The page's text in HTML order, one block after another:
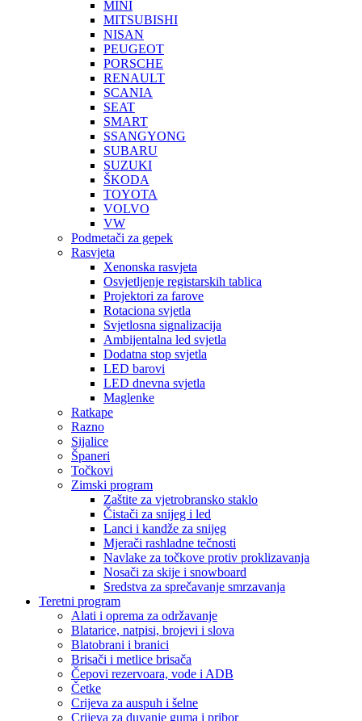
MINI
MITSUBISHI
NISAN
PEUGEOT
PORSCHE
RENAULT
SCANIA
SEAT
SMART
SSANGYONG
SUBARU
SUZUKI
ŠKODA
TOYOTA
VOLVO
VW
Podmetači za gepek
Rasvjeta
Xenonska rasvjeta
Osvjetljenje registarskih tablica
Projektori za farove
Rotaciona svjetla
Svjetlosna signalizacija
Ambijentalna led svjetla
Dodatna stop svjetla
LED barovi
LED dnevna svjetla
Maglenke
Ratkape
Razno
Sijalice
Španeri
Točkovi
Zimski program
Zaštite za vjetrobransko staklo
Čistači za snijeg i led
Lanci i kandže za snijeg
Mjerači rashladne tečnosti
Navlake za točkove protiv proklizavanja
Nosači za skije i snowboard
Sredstva za sprečavanje smrzavanja
Teretni program
Alati i oprema za održavanje
Blatarice, natpisi, brojevi i slova
Blatobrani i branici
Brisači i metlice brisača
Čepovi rezervoara, vode i ADB
Četke
Crijeva za auspuh i šelne
Crijeva za duvanje guma i pribor